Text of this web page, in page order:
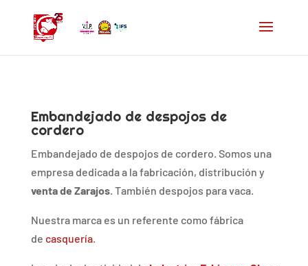
Embandejado de despojos de
cordero
Embandejado de despojos de cordero. Somos una
empresa dedicada a la fabricación, distribución y
venta de Zarajos. También despojos para vaca.
Nuestra marca es un referente como fábrica
de casquería.